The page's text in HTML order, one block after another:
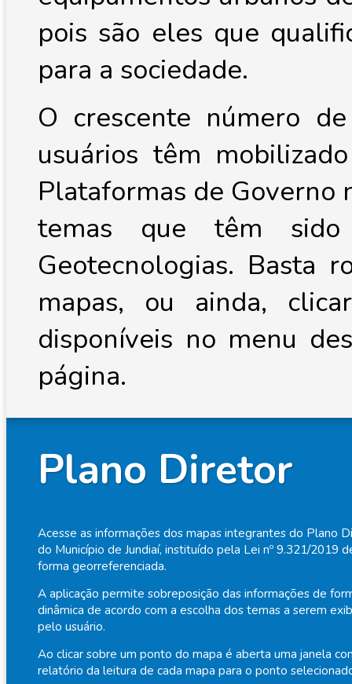
pois são eles que
para a sociedade.
O crescente número
usuários têm
Plataformas de Governo
temas que têm
Geotecnologias. Basta
mapas, ou ainda,
disponíveis no menu
página.
Plano Diretor
Acesse as informações dos mapas integrantes do Plano
do Município de Jundiaí, instituído pela Lei nº 9.321/2019
forma georreferenciada.
A aplicação permite sobreposição das informações de
dinâmica de acordo com a escolha dos temas a serem
pelo usuário.
Ao clicar sobre um ponto do mapa é aberta uma janela
relatório da leitura de cada mapa para o ponto